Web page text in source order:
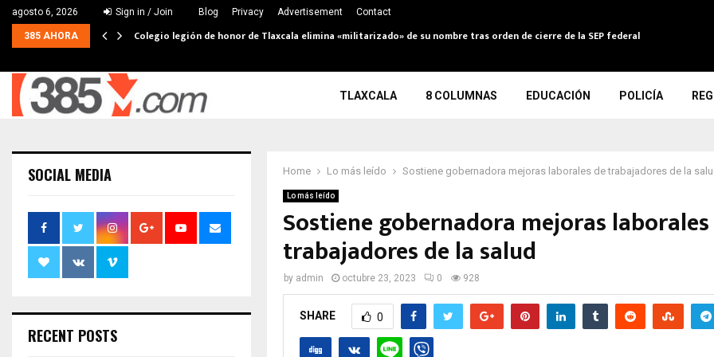
agosto 6, 2026 Sign in / Join Blog Privacy Advertisement Contact
385 AHORA Colegio legión de honor de Tlaxcala elimina «militarizado» de su nombre tras orden de cierre de la SEP federal
TLAXCALA 8 COLUMNAS EDUCACIÓN POLICÍA
Home Lo más leído Sostiene gobernadora mejoras laborales de trabajadores de la
Lo más leído
Sostiene gobernadora mejoras
trabajadores de la salud
by admin octubre 23, 2023 0 928
SHARE 0
SOCIAL MEDIA
RECENT POSTS